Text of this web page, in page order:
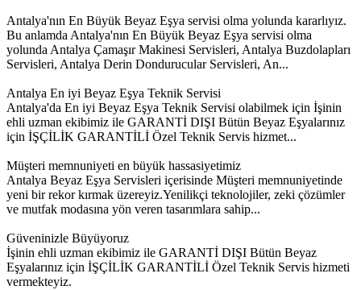
Antalya'nın En Büyük Beyaz Eşya servisi olma yolunda kararlıyız.
Bu anlamda Antalya'nın En Büyük Beyaz Eşya servisi olma
yolunda Antalya Çamaşır Makinesi Servisleri, Antalya Buzdolapları
Servisleri, Antalya Derin Dondurucular Servisleri, An...
Antalya En iyi Beyaz Eşya Teknik Servisi
Antalya'da En iyi Beyaz Eşya Teknik Servisi olabilmek için İşinin
ehli uzman ekibimiz ile GARANTİ DIŞI Bütün Beyaz Eşyalarınız
için İŞÇİLİK GARANTİLİ Özel Teknik Servis hizmet...
Müşteri memnuniyeti en büyük hassasiyetimiz
Antalya Beyaz Eşya Servisleri içerisinde Müşteri memnuniyetinde
yeni bir rekor kırmak üzereyiz.Yenilikçi teknolojiler, zeki çözümler
ve mutfak modasına yön veren tasarımlara sahip...
Güveninizle Büyüyoruz
İşinin ehli uzman ekibimiz ile GARANTİ DIŞI Bütün Beyaz
Eşyalarınız için İŞÇİLİK GARANTİLİ Özel Teknik Servis hizmeti
vermekteyiz.